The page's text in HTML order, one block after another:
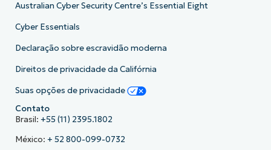
Australian Cyber Security Centre’s Essential Eight
Cyber Essentials
Declaração sobre escravidão moderna
Direitos de privacidade da Califórnia
Suas opções de privacidade
Contato
Brasil: +55 (11) 2395.1802
México: + 52 800-099-0732